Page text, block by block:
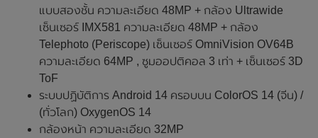
แบบสองชั้น ความละเอียด 48MP + กล้อง Ultrawide
เซ็นเซอร์ IMX581 ความละเอียด 48MP + กล้อง
Telephoto (Periscope) เซ็นเซอร์ OmniVision OV64B
ความละเอียด 64MP , ซูมออปติคอล 3 เท่า + เซ็นเซอร์ 3D
ToF
ระบบปฏิบัติการ Android 14 ครอบบน ColorOS 14 (จีน) /
(ทั่วโลก) OxygenOS 14
กล้องหน้า ความละเอียด 32MP